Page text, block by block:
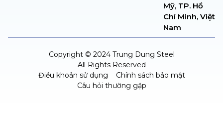
Mỹ, TP. Hồ
Chí Minh, Việt
Nam
Copyright © 2024 Trung Dung Steel
All Rights Reserved
Điều khoản sử dụng
Chính sách bảo mật
Câu hỏi thường gặp